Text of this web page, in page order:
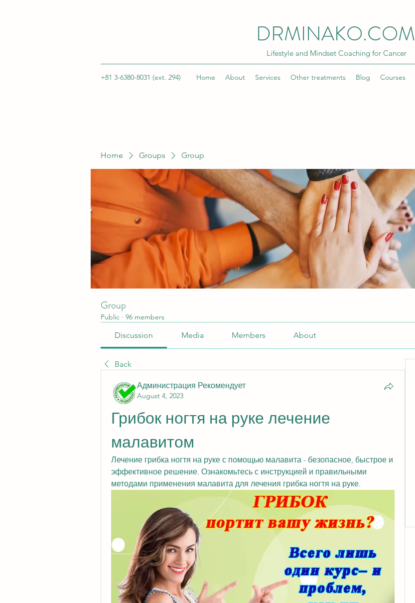
DRMINAKO.COM
Lifestyle and Mindset Coaching for Cancer
+81 3-6380-8031 (ext. 294) Home About Services Other treatments Blog Courses
Home Groups Group
Group
Public · 96 members
Discussion Media Members About
Back
Администрация Рекомендует
August 4, 2023
Грибок ногтя на руке лечение
малавитом
Лечение грибка ногтя на руке с помощью малавита - безопасное, быстрое и
эффективное решение. Ознакомьтесь с инструкцией и правильными
методами применения малавита для лечения грибка ногтя на руке.